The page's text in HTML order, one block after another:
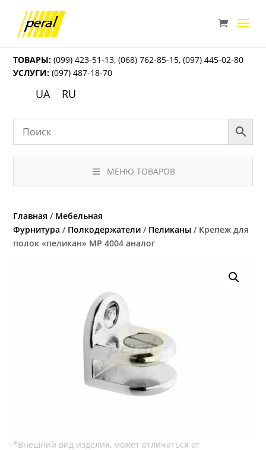
ТОВАРЫ: (099) 423-51-13,(068) 762-85-15,(097) 445-02-80
УСЛУГИ: (097) 487-18-70
UA RU
МЕНЮ ТОВАРОВ
Главная / Мебельная
Фурнитура / Полкодержатели / Пеликаны / Крепеж для
полок «пеликан» МР 4004 аналог